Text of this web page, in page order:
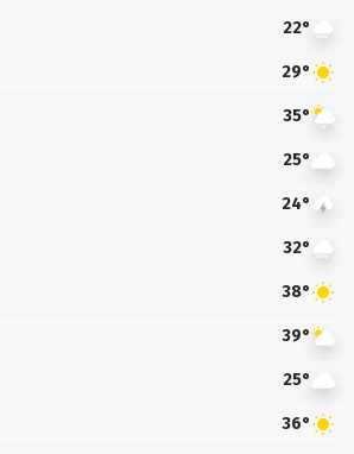
22°
29°
35°
25°
24°
32°
38°
39°
25°
36°